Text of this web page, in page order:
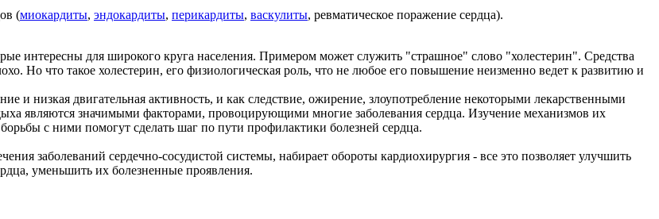
(миокардиты, эндокардиты, перикардиты, васкулиты, ревматическое поражение сердца).
интересны для широкого круга населения. Примером может служить "страшное" слово "холестерин". Средства
Но что такое холестерин, его физиологическая роль, что не любое его повышение неизменно ведет к развитию и
и низкая двигательная активность, и как следствие, ожирение, злоупотребление некоторыми лекарственными
являются значимыми факторами, провоцирующими многие заболевания сердца. Изучение механизмов их
с ними помогут сделать шаг по пути профилактики болезней сердца.
заболеваний сердечно-сосудистой системы, набирает обороты кардиохирургия - все это позволяет улучшить
уменьшить их болезненные проявления.